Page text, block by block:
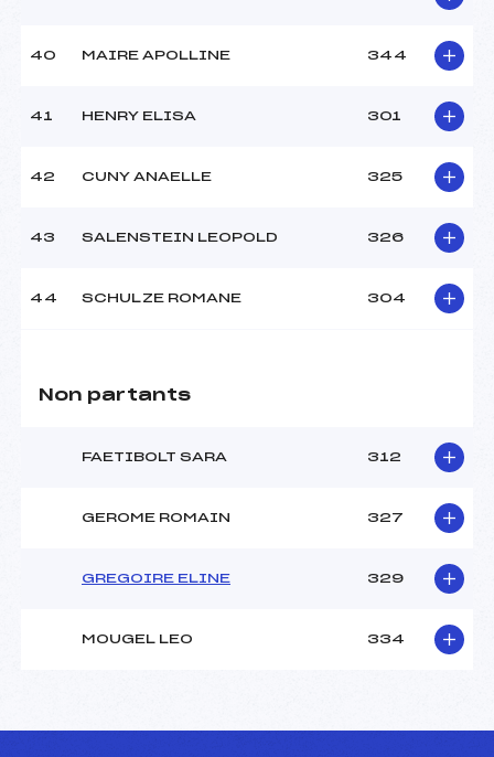
40 MAIRE APOLLINE 344
41 HENRY ELISA 301
42 CUNY ANAELLE 325
43 SALENSTEIN LEOPOLD 326
44 SCHULZE ROMANE 304
Non partants
FAETIBOLT SARA 312
GEROME ROMAIN 327
GREGOIRE ELINE 329
MOUGEL LEO 334